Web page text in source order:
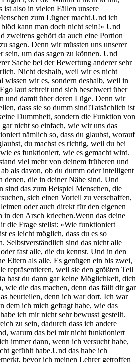
ist also in vielen Fällen unsere
zum Lügner macht.Und ich
kann man doch nicht sein!« Und
zweitens gehört da auch eine Portion
sagen. Denn wir müssten uns unserer
sein, um das sagen zu können. Und
Sache bei der Bewertung anderer sehr
Nicht deshalb, weil wir es nicht
wissen wir es, sondern deshalb, weil in
laut schreit und sich beschwert über
und damit über deren Lüge. Denn wir
dass sie so dumm sind!Tatsächlich ist
Dummheit, sondern die Funktion von
nicht so einfach, wie wir uns das
nämlich so, dass du glaubst, worauf
du machst es richtig, weil du bei
wie es funktioniert, wie es gemacht wird.
viel mehr von deinem früheren und
als davon, ob du dumm oder intelligent
denen, die in deiner Nähe sind. Und
sind das zum Beispiel Menschen, die
sich einen Vorteil zu verschaffen,
oder auch direkt für den eigenen
in den Arsch kriechen.Wenn das deine
die Frage stellst: »Wie funktioniert
es leicht möglich, dass du es so
Selbstverständlich sind das nicht alle
fast alle, die du kennst. Und in den
Eltern als alle. Es genügen ein bis zwei,
repräsentieren, weil sie den größten Teil
hast du dann gar keine Möglichkeit, dich
wie die das machen, denn das fällt dir gar
beurteilen, denn ich war dort. Ich war
dem ich mich gefragt habe, wie das
ich mir nicht sehr bewusst gestellt.
zu sein, dadurch dass ich andere
warum das bei mir nicht funktioniert
immer dann, wenn ich versucht habe,
gefühlt habe.Und das habe ich
bevor ich meinen Lehrer getroffen